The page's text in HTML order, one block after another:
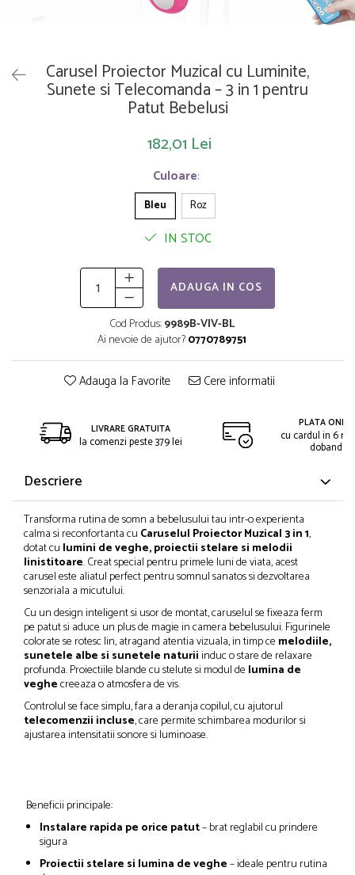
Carusel Proiector Muzical cu Luminite,
Sunete si Telecomanda – 3 in 1 pentru
Patut Bebelusi
182,01 Lei
Culoare:
Bleu Roz
IN STOC
ADAUGA IN COS
Cod Produs:9989B-VIV-BL
Ai nevoie de ajutor?0770789751
Adauga la Favorite Cere informatii
LIVRARE GRATUITA
la comenzi peste 379 lei
PLATA
cu cardul in 6
dobanda
Descriere
Transforma rutina de somn a bebelusului tau intr-o experienta
calma si reconfortanta cu Caruselul Proiector Muzical 3 in 1,
dotat cu lumini de veghe, proiectii stelare si melodii
linistitoare. Creat special pentru primele luni de viata, acest
carusel este aliatul perfect pentru somnul sanatos si dezvoltarea
senzoriala a micutului.
Cu un design inteligent si usor de montat, caruselul se fixeaza ferm
pe patut si aduce un plus de magie in camera bebelusului. Figurinele
colorate se rotesc lin, atragand atentia vizuala, in timp ce melodiile,
sunetele albe si sunetele naturiiinduc o stare de relaxare
profunda. Proiectiile blande cu stelute si modul de lumina de
veghecreeaza o atmosfera de vis.
Controlul se face simplu, fara a deranja copilul, cu ajutorul
telecomenzii incluse, care permite schimbarea modurilor si
ajustarea intensitatii sonore si luminoase.
Beneficii principale:
Instalare rapida pe orice patut– brat reglabil cu prindere
sigura
Proiectii stelare si lumina de veghe– ideale pentru rutina